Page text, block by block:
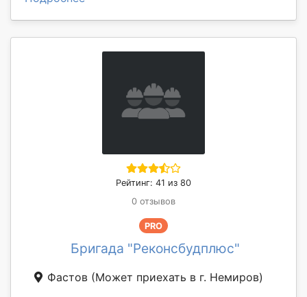
Рейтинг: 41 из 80
0 отзывов
PRO
Бригада "Реконсбудплюс"
Фастов (Может приехать в г. Немиров)